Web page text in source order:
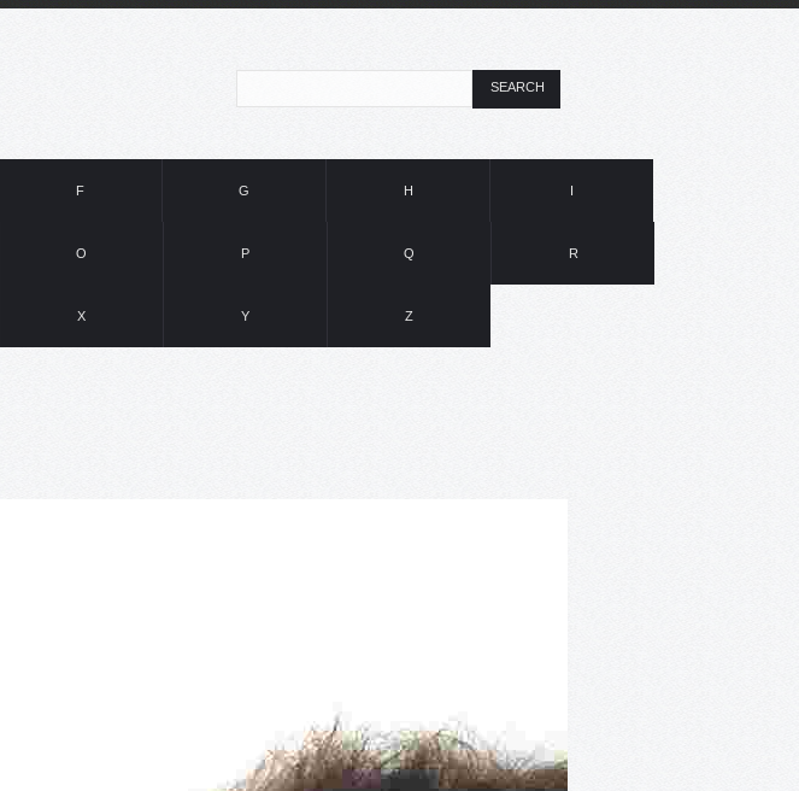
SEARCH
F G H I
O P Q R
X Y Z